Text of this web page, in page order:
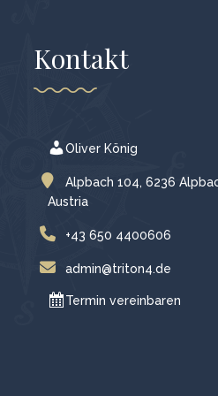
Kontakt
Oliver König
Alpbach 104, 6236
Austria
+43 650 4400606
admin@triton4.de
Termin vereinbaren